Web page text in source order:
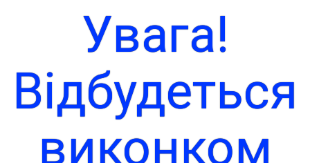
Увага!
Відбудеться
виконком